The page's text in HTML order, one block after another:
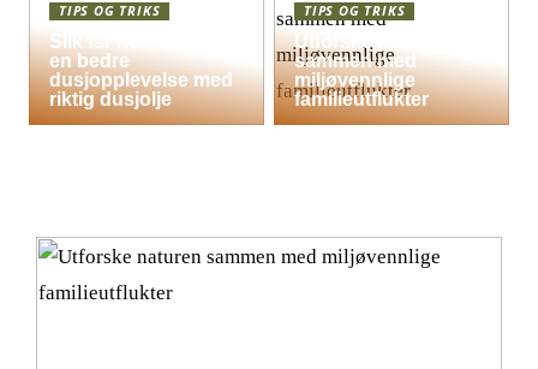
TIPS OG TRIKS
Slik får hele familien
en bedre
dusjopplevelse med
riktig dusjolje
TIPS OG TRIKS
Utforske naturen
sammen med
miljøvennlige
familieutflukter